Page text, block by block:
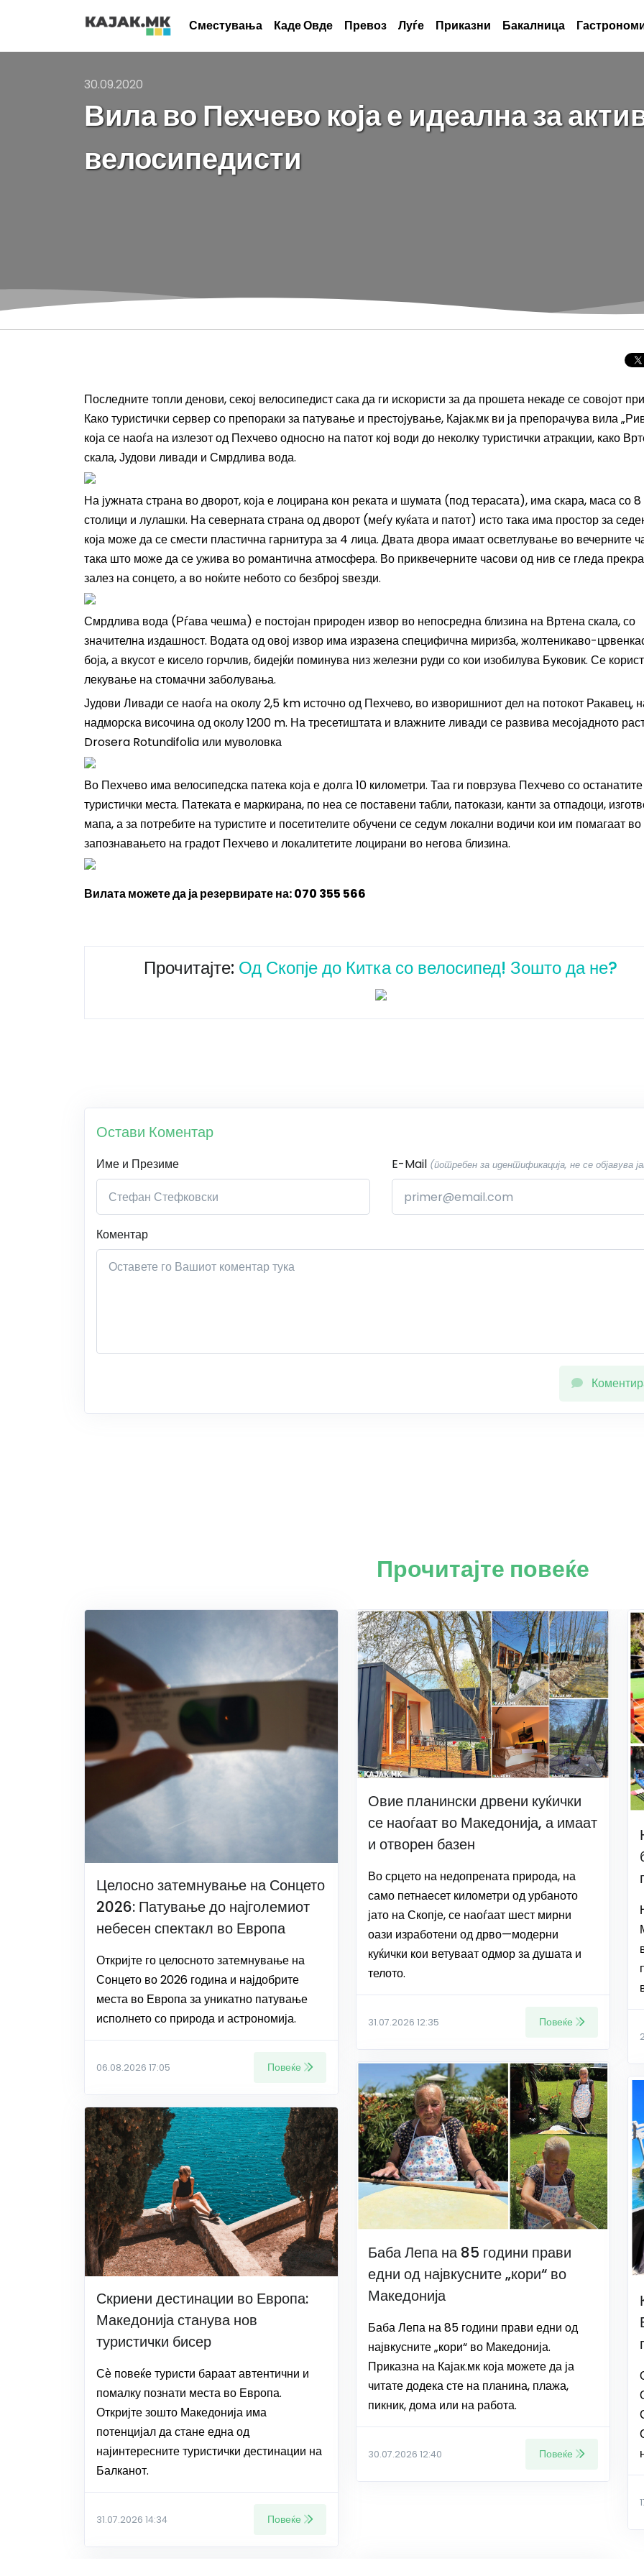
Сместувања Каде Овде Превоз Луѓе Приказни Бакалница
30.09.2020
Вила во Пехчево која е идеална за
велосипедисти
Последните топли денови, секој велосипедист сака да ги искористи за да прошета некаде се совојот
Како туристички сервер со препораки за патување и престојување, Кајак.мк ви ја препорачува вила
која се наоѓа на излезот од Пехчево односно на патот кој води до неколку туристички атракции, како
скала, Јудови ливади и Смрдлива вода.
На јужната страна во дворот, која е лоцирана кон реката и шумата (под терасата), има скара, маса со 8
столици и лулашки. На северната страна од дворот (меѓу куќата и патот) исто така има простор за
која може да се смести пластична гарнитура за 4 лица. Двата двора имаат осветлување во вечерните
така што може да се ужива во романтична атмосфера. Во приквечерните часови од нив се гледа
залез на сонцето, а во ноќите небото со безброј ѕвезди.
Смрдлива вода (Рѓава чешма) е постојан природен извор во непосредна близина на Вртена скала, со
значителна издашност. Водата од овој извор има изразена специфична миризба, жолтеникаво-
боја, а вкусот е кисело горчлив, бидејќи поминува низ железни руди со кои изобилува Буковик. Се
лекување на стомачни заболувања.
Јудови Ливади се наоѓа на околу 2,5 km источно од Пехчево, во изворишниот дел на потокот Ракавец,
надморска височина од околу 1200 m. На тресетиштата и влажните ливади се развива месојадното
Drosera Rotundifolia или муволовка
Во Пехчево има велосипедска патека која е долга 10 километри. Таа ги поврзува Пехчево со останатите
туристички места. Патеката е маркирана, по неа се поставени табли, патокази, канти за отпадоци,
мапа, а за потребите на туристите и посетителите обучени се седум локални водичи кои им помагаат во
запознавањето на градот Пехчево и локалитетите лоцирани во негова близина.
Вилата можете да ја резервирате на: 070 355 566
Прочитајте: Од Скопје до Китка со велосипед! Зошто да не?
Остави Коментар
Име и Презиме E-Mail (потребен за идентификација, не се објавува
Коментар
во Европа
Прочитајте повеќе
Целосно затемнување на Сонцето
2026: Патување до најголемиот
небесен спектакл во Европа
Откријте го целосното затемнување на
Сонцето во 2026 година и најдобрите
места во Европа за уникатно патување
исполнето со природа и астрономија.
06.08.2026 17:05 Повеќе
Скриени дестинации во Европа:
Македонија станува нов
туристички бисер
Сѐ повеќе туристи бараат автентични и
помалку познати места во Европа.
Откријте зошто Македонија има
потенцијал да стане една од
најинтересните туристички дестинации на
Балканот.
31.07.2026 14:34 Повеќе
Овие планински дрвени куќички
се наоѓаат во Македонија, а имаат
и отворен базен
Во срцето на недопрената природа, на
само петнаесет километри од урбаното
јато на Скопје, се наоѓаат шест мирни
оази изработени од дрво—модерни
куќички кои ветуваат одмор за душата и
телото.
31.07.2026 12:35 Повеќе
Баба Лепа на 85 години прави
едни од највкусните „кори“ во
Македонија
Баба Лепа на 85 години прави едни од
највкусните „кори“ во Македонија.
Приказна на Кајак.мк која можете да ја
читате додека сте на планина, плажа,
пикник, дома или на работа.
30.07.2026 12:40 Повеќе